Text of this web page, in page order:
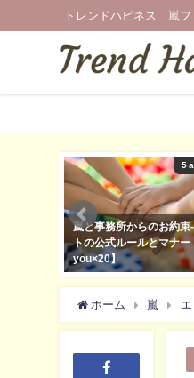
トレンドハピネス 嵐フ
5
嵐と事務所からのお約束
トの公式ルールとマナー
you×20】
ホーム 嵐